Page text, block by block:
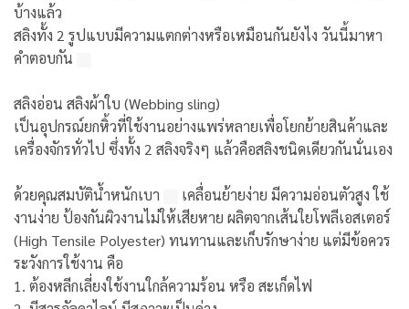
บ้างแล้ว
สลิงทั้ง 2 รูปแบบมีความแตกต่างหรือเหมือนกันยังไง วันนี้มาหา
คำตอบกัน
สลิงอ่อน สลิงผ้าใบ (Webbing sling)
เป็นอุปกรณ์ยกหิ้วที่ใช้งานอย่างแพร่หลายเพื่อโยกย้ายสินค้าและ
เครื่องจักรทั่วไป ซึ่งทั้ง 2 สลิงจริงๆ แล้วคือสลิงชนิดเดียวกันนั่นเอง
ด้วยคุณสมบัตินํ้าหนักเบา
เคลื่อนย้ายง่าย มีความอ่อนตัวสูง ใช้
งานง่าย ป้องกันผิวงานไม่ให้เสียหาย ผลิตจากเส้นใยโพลีเอสเตอร์
(High Tensile Polyester) ทนทานและเก็บรักษาง่าย แต่มีข้อควร
ระวังการใช้งาน คือ
1. ต้องหลีกเลี่ยงใช้งานใกล้ความร้อน หรือ สะเก็ดไฟ